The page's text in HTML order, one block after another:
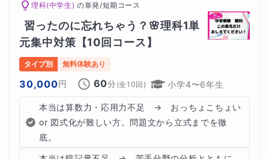
た。このままではかなり難しいので、退塾も考えていま
す。また、模試の偏差値や組み分けテストの偏差値も
Aさんが授業スタートしたのは6月の夏。本番まで約半年
でした。
まずは、現在の学習の授業とどの範囲、どの単元の問題で
理科(中学生) の単発/短期コース
習ったのに忘れちゃう？🌸理科1単
元集中対策【10回コース】
タイプ別 無料体験あり
30,000円 60分 (全10回) 小学4〜6年生
本当は算数力・応用力不足　→　おっちょこちょい
or 図式化が難しい方。問題文から立式までを徹
底。